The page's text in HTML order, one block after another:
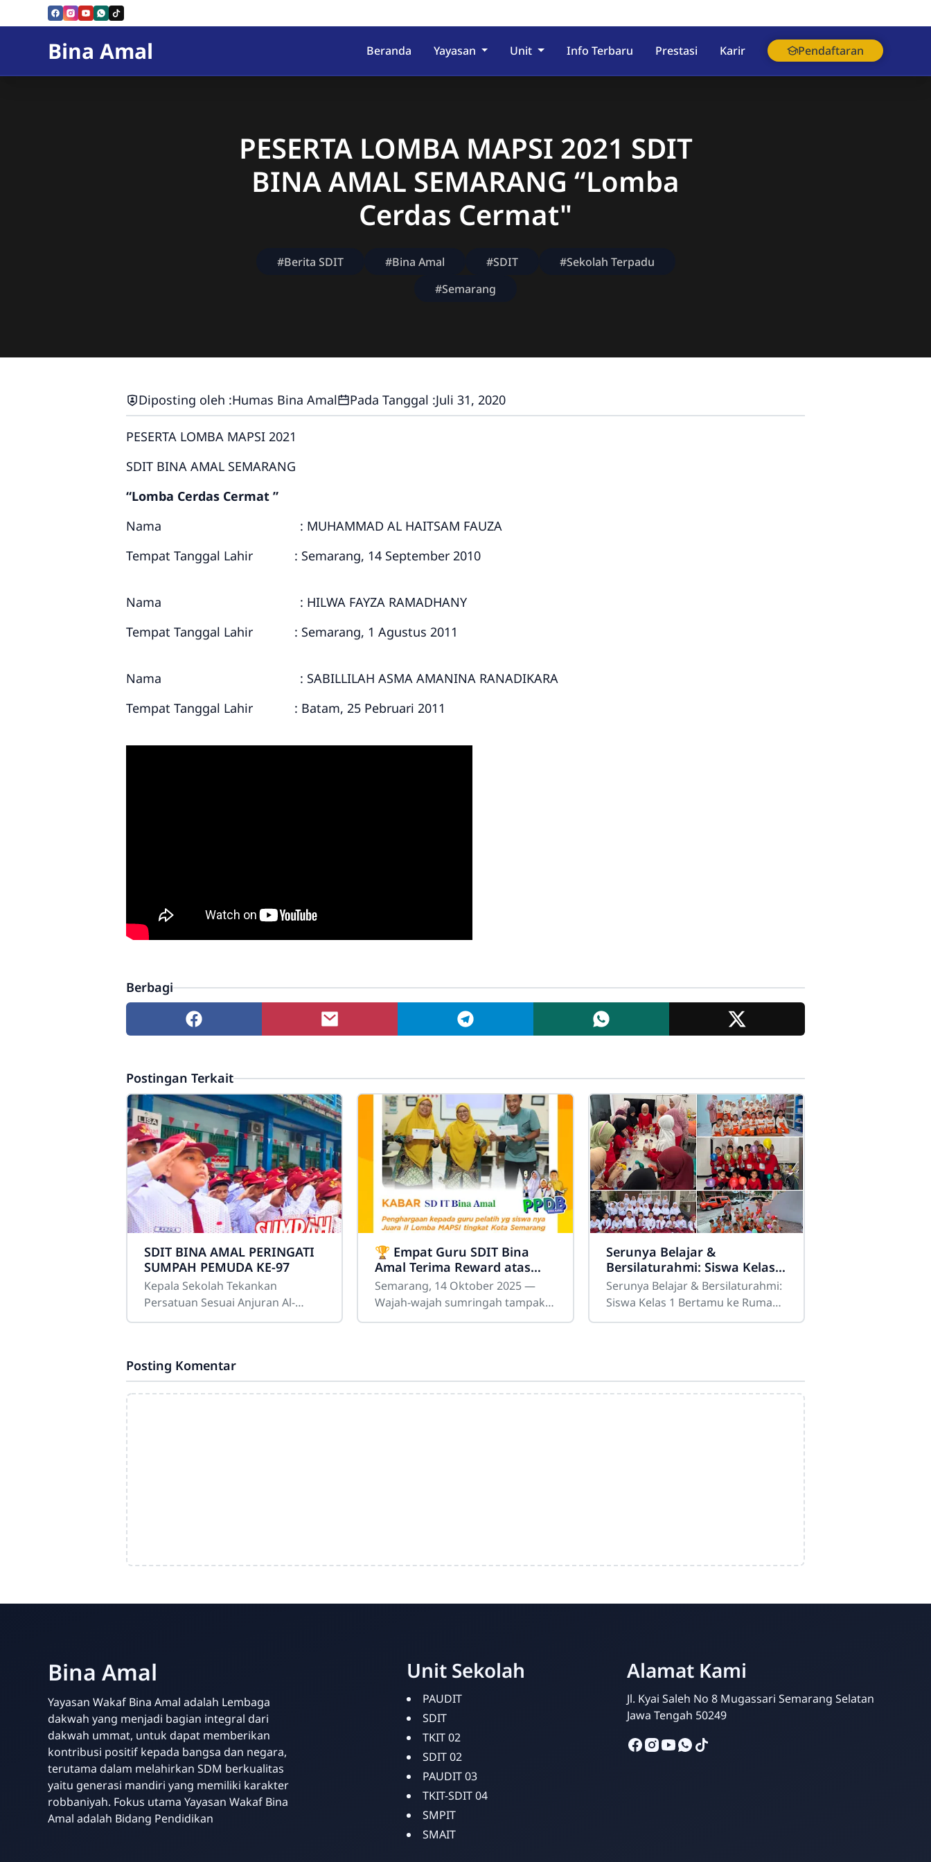
Skip to Content
Bina Amal Beranda Yayasan Unit Info Terbaru Prestasi Karir Pendaftaran
PESERTA LOMBA MAPSI 2021 SDIT
BINA AMAL SEMARANG “Lomba
Cerdas Cermat"
#Berita SDIT #Bina Amal #SDIT
#Sekolah Terpadu
#Semarang
Diposting oleh :Humas Bina Amal Pada Tanggal :Juli 31, 2020
PESERTA LOMBA MAPSI 2021
SDIT BINA AMAL SEMARANG
“Lomba Cerdas Cermat ”
Nama : MUHAMMAD AL HAITSAM FAUZA
Tempat Tanggal Lahir : Semarang, 14 September 2010
Nama : HILWA FAYZA RAMADHANY
Tempat Tanggal Lahir : Semarang, 1 Agustus 2011
Nama : SABILLILAH ASMA AMANINA RANADIKARA
Tempat Tanggal Lahir : Batam, 25 Pebruari 2011
Berbagi
Postingan Terkait
SDIT BINA AMAL PERINGATI
SUMPAH PEMUDA KE-97
Kepala Sekolah Tekankan
Persatuan Sesuai Anjuran Al-
Qur'an SEMARANG– Sekolah
upacara
🏆 Empat Guru SDIT Bina
Amal Terima Reward atas
Prestasi Siswa Berjaya di
Ajang Kota Semarang
Semarang, 14 Oktober 2025 —
Wajah-wajah sumringah tampak
di kelas VI Aisyah lantai 2 SDIT
Serunya Belajar &
Bersilaturahmi: Siswa Kelas 1
SDIT Bina Amal Bertamu ke
Rumah Teman
Serunya Belajar & Bersilaturahmi:
Siswa Kelas 1 Bertamu ke Rumah
Teman Ibu Izzah, S.Pd selaku tim
Posting Komentar
Bina Amal
Yayasan Wakaf Bina Amal adalah Lembaga
dakwah yang menjadi bagian integral dari
dakwah ummat, untuk dapat memberikan
kontribusi positif kepada bangsa dan negara,
terutama dalam melahirkan SDM berkualitas
yaitu generasi mandiri yang memiliki karakter
robbaniyah. Fokus utama Yayasan Wakaf Bina
Amal adalah Bidang Pendidikan
Unit Sekolah
PAUDIT
SDIT
TKIT 02
SDIT 02
PAUDIT 03
TKIT-SDIT 04
SMPIT
SMAIT
Alamat Kami
Jl. Kyai Saleh No 8 Mugassari Semarang Selatan
Jawa Tengah 50249